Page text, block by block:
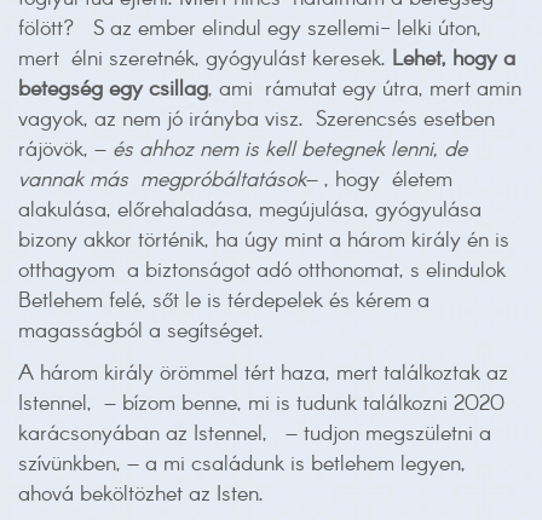
fölött? S az ember elindul egy szellemi- lelki úton,
mert élni szeretnék, gyógyulást keresek. Lehet, hogy a
betegség egy csillag, ami rámutat egy útra, mert amin
vagyok, az nem jó irányba visz. Szerencsés esetben
rájövök, – és ahhoz nem is kell betegnek lenni, de
vannak más megpróbáltatások– , hogy életem
alakulása, előrehaladása, megújulása, gyógyulása
bizony akkor történik, ha úgy mint a három király én is
otthagyom a biztonságot adó otthonomat, s elindulok
Betlehem felé, sőt le is térdepelek és kérem a
magasságból a segítséget.
A három király örömmel tért haza, mert találkoztak az
Istennel, – bízom benne, mi is tudunk találkozni 2020
karácsonyában az Istennel, – tudjon megszületni a
szívünkben, – a mi családunk is betlehem legyen,
ahová beköltözhet az Isten.